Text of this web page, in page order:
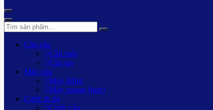
Cần câu
Cần máy
Cần tay
Máy câu
Máy đứng
Máy ngang (lure)
Cước & dù
Cước câu